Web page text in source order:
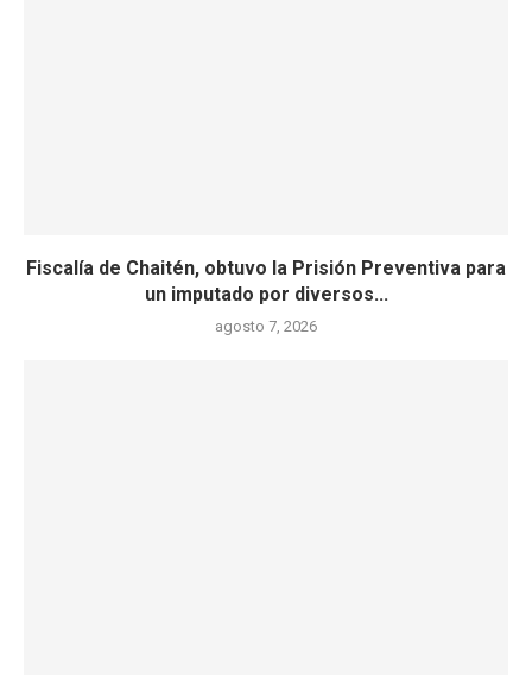
Fiscalía de Chaitén, obtuvo la Prisión Preventiva para
un imputado por diversos...
agosto 7, 2026